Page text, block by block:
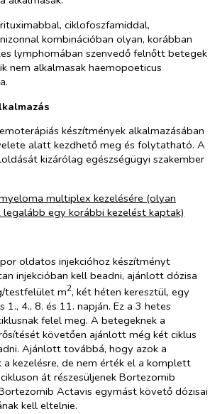
ciklofoszfamiddal,
kombinációban olyan, korábban
lymphomában szenvedő felnőtt betegek
nem alkalmasak haemopoeticus
készítmények alkalmazásában
alatt kezdhető meg és folytatható. A
kizárólag egészségügyi szakember
multiplex kezelésére (olyan
egy korábbi kezelést kaptak)
oldatos injekcióhoz készítményt
injekcióban kell beadni, ajánlott dózisa
testfelület m2, két héten keresztül, egy
1., 4., 8. és 11. napján. Ez a 3 hetes
felel meg. A betegeknek a
követően ajánlott még két ciklus
Ajánlott továbbá, hogy azok a
kezelésre, de nem érték el a komplett
át részesüljenek Bortezomib
Actavis egymást követő dózisai
kell eltelnie.